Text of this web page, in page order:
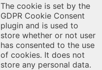
The cookie is set by the
GDPR Cookie Consent
plugin and is used to
store whether or not user
has consented to the use
of cookies. It does not
store any personal data.